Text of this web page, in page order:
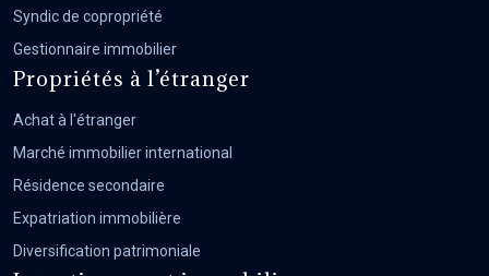
Syndic de copropriété
Gestionnaire immobilier
Propriétés à l’étranger
Achat à l'étranger
Marché immobilier international
Résidence secondaire
Expatriation immobilière
Diversification patrimoniale